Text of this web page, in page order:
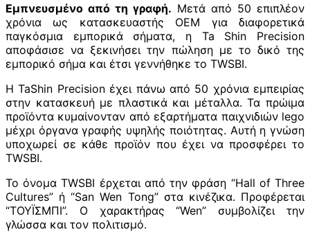
Εμπνευσμένο από τη γραφή. Μετά από 50 επιπλέον
χρόνια ως κατασκευαστής OEM για διαφορετικά
παγκόσμια εμπορικά σήματα, η Ta Shin Precision
αποφάσισε να ξεκινήσει την πώληση με το δικό της
εμπορικό σήμα και έτσι γεννήθηκε το TWSBI.
Η TaShin Precision έχει πάνω από 50 χρόνια εμπειρίας
στην κατασκευή με πλαστικά και μέταλλα. Τα πρώιμα
προϊόντα κυμαίνονταν από εξαρτήματα παιχνιδιών lego
μέχρι όργανα γραφής υψηλής ποιότητας. Αυτή η γνώση
υποχωρεί σε κάθε προϊόν που έχει να προσφέρει το
TWSBI.
Το όνομα TWSBI έρχεται από την φράση “Hall of Three
Cultures” ή “San Wen Tong” στα κινέζικα. Προφέρεται
“ΤΟΥΪΣΜΠΙ”. Ο χαρακτήρας “Wen” συμβολίζει την
γλώσσα και τον πολιτισμό.